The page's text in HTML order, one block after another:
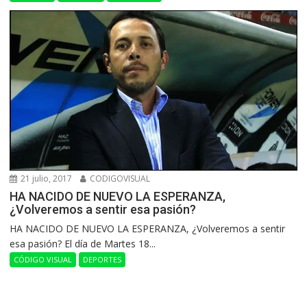
21 julio, 2017 CODIGOVISUAL
HA NACIDO DE NUEVO LA ESPERANZA,
¿Volveremos a sentir esa pasión?
HA NACIDO DE NUEVO LA ESPERANZA, ¿Volveremos a sentir
esa pasión? El día de Martes 18...
CÓDIGO VISUAL DEPORTES